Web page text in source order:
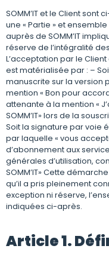
SOMM’IT et le Client
une « Partie » et
auprès de SOMM’IT
réserve de l’intégralité
L’acceptation par le
est matérialisée par : –
manuscrite sur la version
mention « Bon pour
attenante à la mention «
SOMM’IT» lors de la
Soit la signature par voie
par laquelle « vous
d’abonnement aux
générales d’utilisation,
SOMM’IT» Cette
qu’il a pris pleinement
exception ni réserve,
indiquées ci-après.
Article 1.